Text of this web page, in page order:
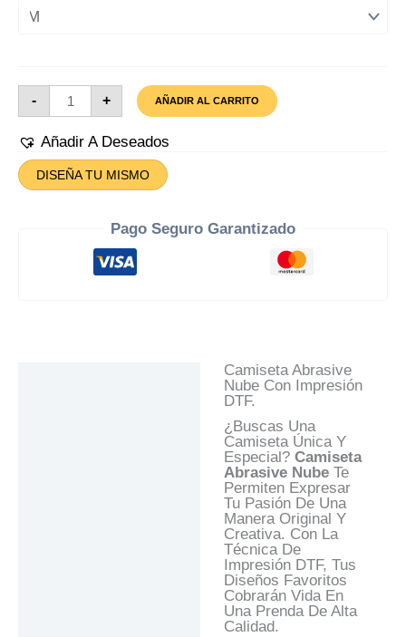
-
Camiseta
Abrasive
Nube
Cantidad
+ AÑADIR AL CARRITO
Añadir A Deseados
DISEÑA TU MISMO
Pago Seguro Garantizado
Camiseta Abrasive
Nube Con Impresión
DTF.
¿Buscas Una
Camiseta Única Y
Especial?Camiseta
Abrasive Nube Te
Permiten Expresar
Tu Pasión De Una
Manera Original Y
Creativa. Con La
Técnica De
Impresión DTF, Tus
Diseños Favoritos
Cobrarán Vida En
Una Prenda De Alta
Calidad.